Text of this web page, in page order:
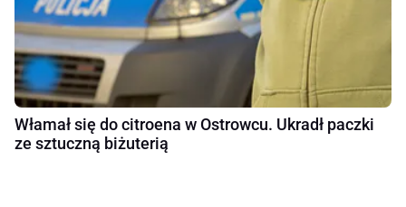
Włamał się do citroena w Ostrowcu. Ukradł paczki
ze sztuczną biżuterią